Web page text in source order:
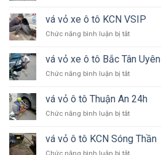
vỏ
xe
ô
24h
Dương
vá vỏ xe ô tô KCN VSIP
Chức năng bình luận bị tắtở
vỏ
xe
ô
KCN
vá vỏ xe ô tô Bắc Tân Uyên
Chức năng bình luận bị tắtở
vỏ
xe
ô
Bắc
Tân
vá vỏ ô tô Thuận An 24h
Chức năng bình luận bị tắtở
ô
vá vỏ ô tô KCN Sóng Thần
Chức năng bình luận bị tắtở